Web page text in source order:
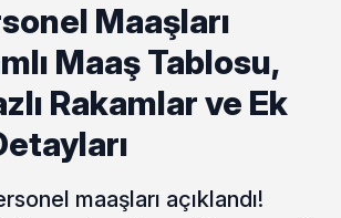
Maaşları
Maaş Tablosu,
Rakamlar ve Ek
maaşları açıklandı!